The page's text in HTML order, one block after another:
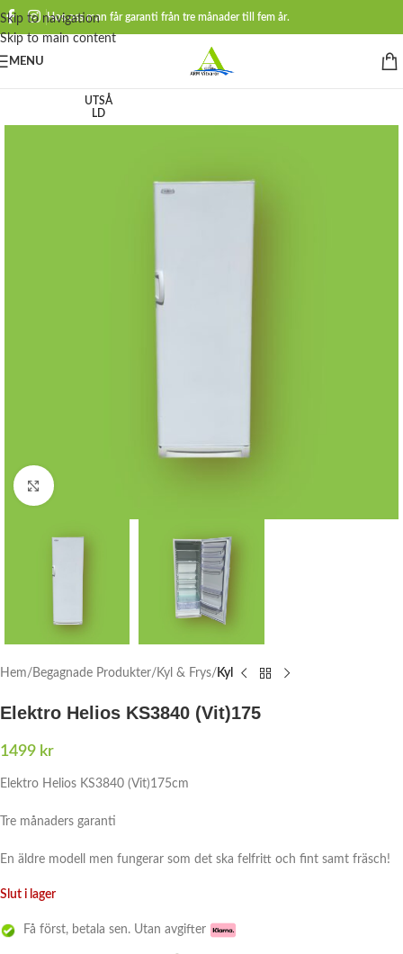
Skip to navigation
Skip to main content
Hos oss man får garanti från tre månader till fem år.
MENU
UTSÅ
LD
Click to enlarge
Hem Begagnade Produkter Kyl & Frys Kyl
Elektro Helios KS3840 (Vit)175
1499 kr
Elektro Helios KS3840 (Vit)175cm
Tre månaders garanti
En äldre modell men fungerar som det ska felfritt och fint samt fräsch!
Slut i lager
Få först, betala sen. Utan avgifter